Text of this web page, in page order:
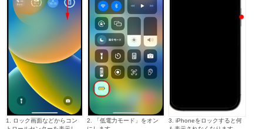
1. ロック画面などからコン
2. 「低電力モード」をオン
3. iPhoneをロックすると何